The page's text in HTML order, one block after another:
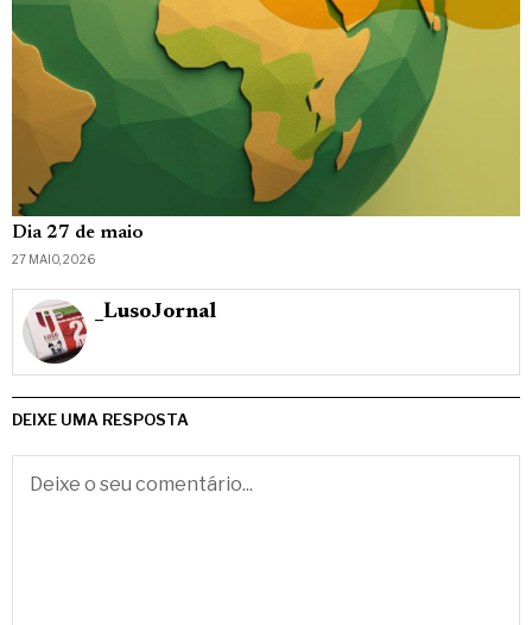
Dia 27 de maio
27 MAIO, 2026
_LusoJornal
DEIXE UMA RESPOSTA